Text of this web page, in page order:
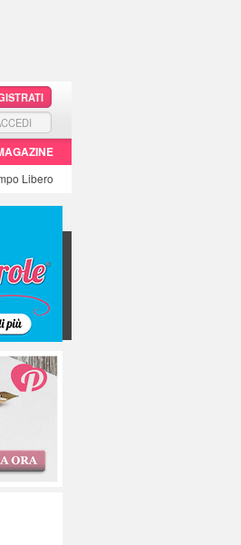
Libero